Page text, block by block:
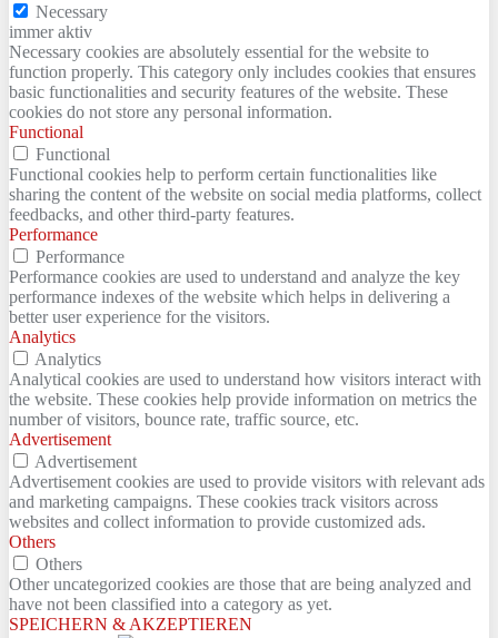
Necessary
immer aktiv
Necessary cookies are absolutely essential for the website to
function properly. This category only includes cookies that ensures
basic functionalities and security features of the website. These
cookies do not store any personal information.
Functional
Functional
Functional cookies help to perform certain functionalities like
sharing the content of the website on social media platforms, collect
feedbacks, and other third-party features.
Performance
Performance
Performance cookies are used to understand and analyze the key
performance indexes of the website which helps in delivering a
better user experience for the visitors.
Analytics
Analytics
Analytical cookies are used to understand how visitors interact with
the website. These cookies help provide information on metrics the
number of visitors, bounce rate, traffic source, etc.
Advertisement
Advertisement
Advertisement cookies are used to provide visitors with relevant ads
and marketing campaigns. These cookies track visitors across
websites and collect information to provide customized ads.
Others
Others
Other uncategorized cookies are those that are being analyzed and
have not been classified into a category as yet.
SPEICHERN & AKZEPTIEREN